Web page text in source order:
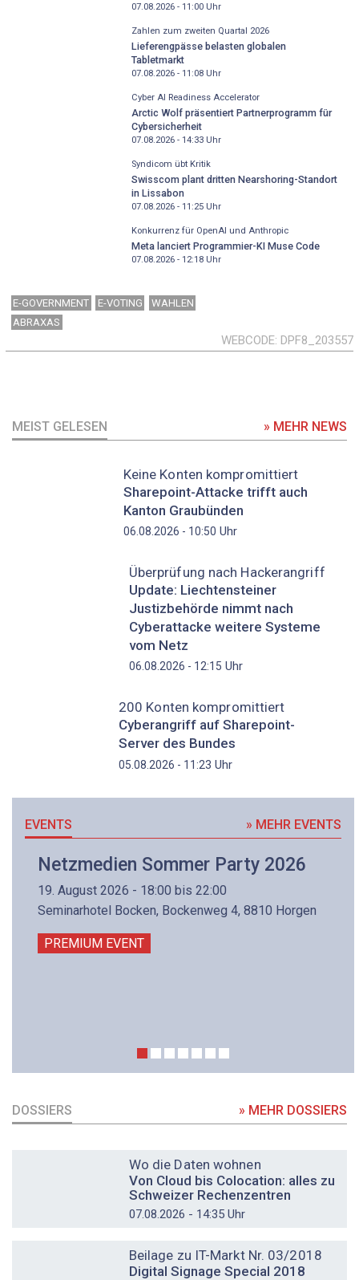
07.08.2026 - 11:00Uhr
Zahlen zum zweiten Quartal 2026
Lieferengpässe belasten globalen
Tabletmarkt
07.08.2026 - 11:08Uhr
Cyber AI Readiness Accelerator
Arctic Wolf präsentiert Partnerprogramm für
Cybersicherheit
07.08.2026 - 14:33Uhr
Syndicom übt Kritik
Swisscom plant dritten Nearshoring-Standort
in Lissabon
07.08.2026 - 11:25Uhr
Konkurrenz für OpenAI und Anthropic
Meta lanciert Programmier-KI Muse Code
07.08.2026 - 12:18Uhr
E-GOVERNMENT E-VOTING
WAHLEN
ABRAXAS
WEBCODE DPF8_203557
MEIST GELESEN » MEHR NEWS
Keine Konten kompromittiert
Sharepoint-Attacke trifft auch
Kanton Graubünden
06.08.2026 - 10:50 Uhr
Überprüfung nach Hackerangriff
Update: Liechtensteiner
Justizbehörde nimmt nach
Cyberattacke weitere Systeme
vom Netz
06.08.2026 - 12:15 Uhr
200 Konten kompromittiert
Cyberangriff auf Sharepoint-
Server des Bundes
05.08.2026 - 11:23 Uhr
EVENTS » MEHR EVENTS
Netzmedien Sommer Party 2026
19. August 2026 - 18:00 bis 22:00
Seminarhotel Bocken, Bockenweg 4, 8810 Horgen
PREMIUM EVENT
DOSSIERS » MEHR DOSSIERS
Wo die Daten wohnen
Von Cloud bis Colocation: alles zu
Schweizer Rechenzentren
07.08.2026 - 14:35 Uhr
Beilage zu IT-Markt Nr. 03/2018
Digital Signage Special 2018